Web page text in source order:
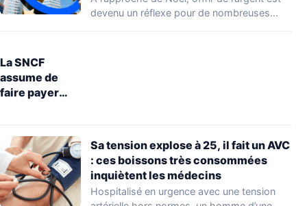
devenu un réflexe pour de nombreuses…
La SNCF
assume de
faire payer
restitution
d’objets
perdus dans le
train
Sa tension explose à 25, il fait un AVC
: ces boissons très consommées
inquiètent les médecins
Hospitalisé en urgence avec une tension